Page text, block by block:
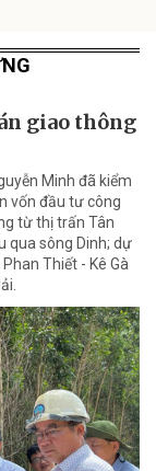
giao thông
Minh đã kiểm
vốn đầu tư công
từ thị trấn Tân
qua sông Dinh; dự
Thiết - Kê Gà